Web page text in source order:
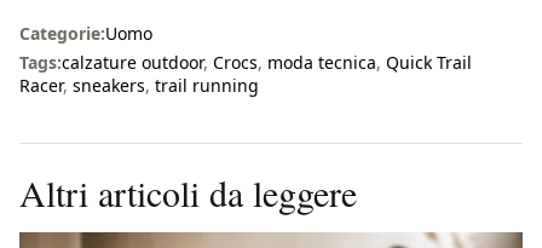
Categorie:Uomo
Tags:calzature outdoor, Crocs, moda tecnica, Quick Trail
Racer, sneakers, trail running
Altri articoli da leggere